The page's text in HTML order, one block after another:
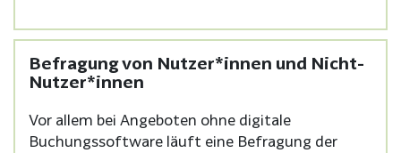
Befragung von Nutzer*innen und Nicht-
Nutzer*innen
Vor allem bei Angeboten ohne digitale
Buchungssoftware läuft eine Befragung der